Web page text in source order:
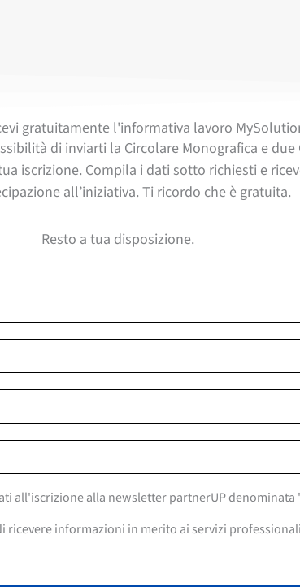
gratuitamente l'informativa lavoro
di inviarti la Circolare Monografica e
iscrizione. Compila i dati sotto richiesti e
all’iniziativa. Ti ricordo che è gratuita.
Resto a tua disposizione.
all'iscrizione alla newsletter partnerUP
informazioni in merito ai servizi